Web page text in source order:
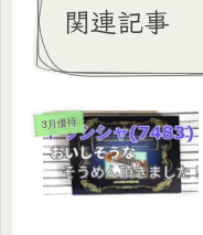
関連記事
3月優待